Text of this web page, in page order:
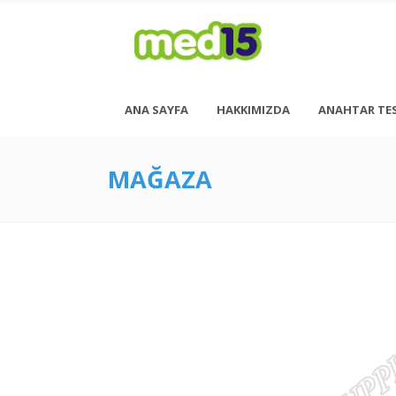
Pazartesi - Cuma 08:00 - 18:00
<h6 style= “font-size: 13px; font-weight: 600;
ANA SAYFA HAKKIMIZDA ANAHTAR
MAĞAZA